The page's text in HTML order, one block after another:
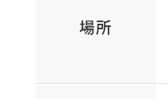
場所